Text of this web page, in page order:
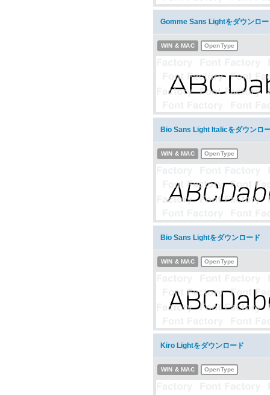
Gomme Sans Lightをダウンロー
WIN & MAC OpenType
Bio Sans Light Italicをダウンロ
WIN & MAC OpenType
Bio Sans Lightをダウンロード
WIN & MAC OpenType
Kiro Lightをダウンロード
WIN & MAC OpenType